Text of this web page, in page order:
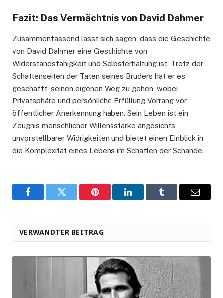
Fazit: Das Vermächtnis von David Dahmer
Zusammenfassend lässt sich sagen, dass die Geschichte
von David Dahmer eine Geschichte von
Widerstandsfähigkeit und Selbsterhaltung ist. Trotz der
Schattenseiten der Taten seines Bruders hat er es
geschafft, seinen eigenen Weg zu gehen, wobei
Privatsphäre und persönliche Erfüllung Vorrang vor
öffentlicher Anerkennung haben. Sein Leben ist ein
Zeugnis menschlicher Willensstärke angesichts
unvorstellbarer Widrigkeiten und bietet einen Einblick in
die Komplexität eines Lebens im Schatten der Schande.
FacebookTwitter Pinterest LinkedInTumblr Email
VERWANDTER BEITRAG